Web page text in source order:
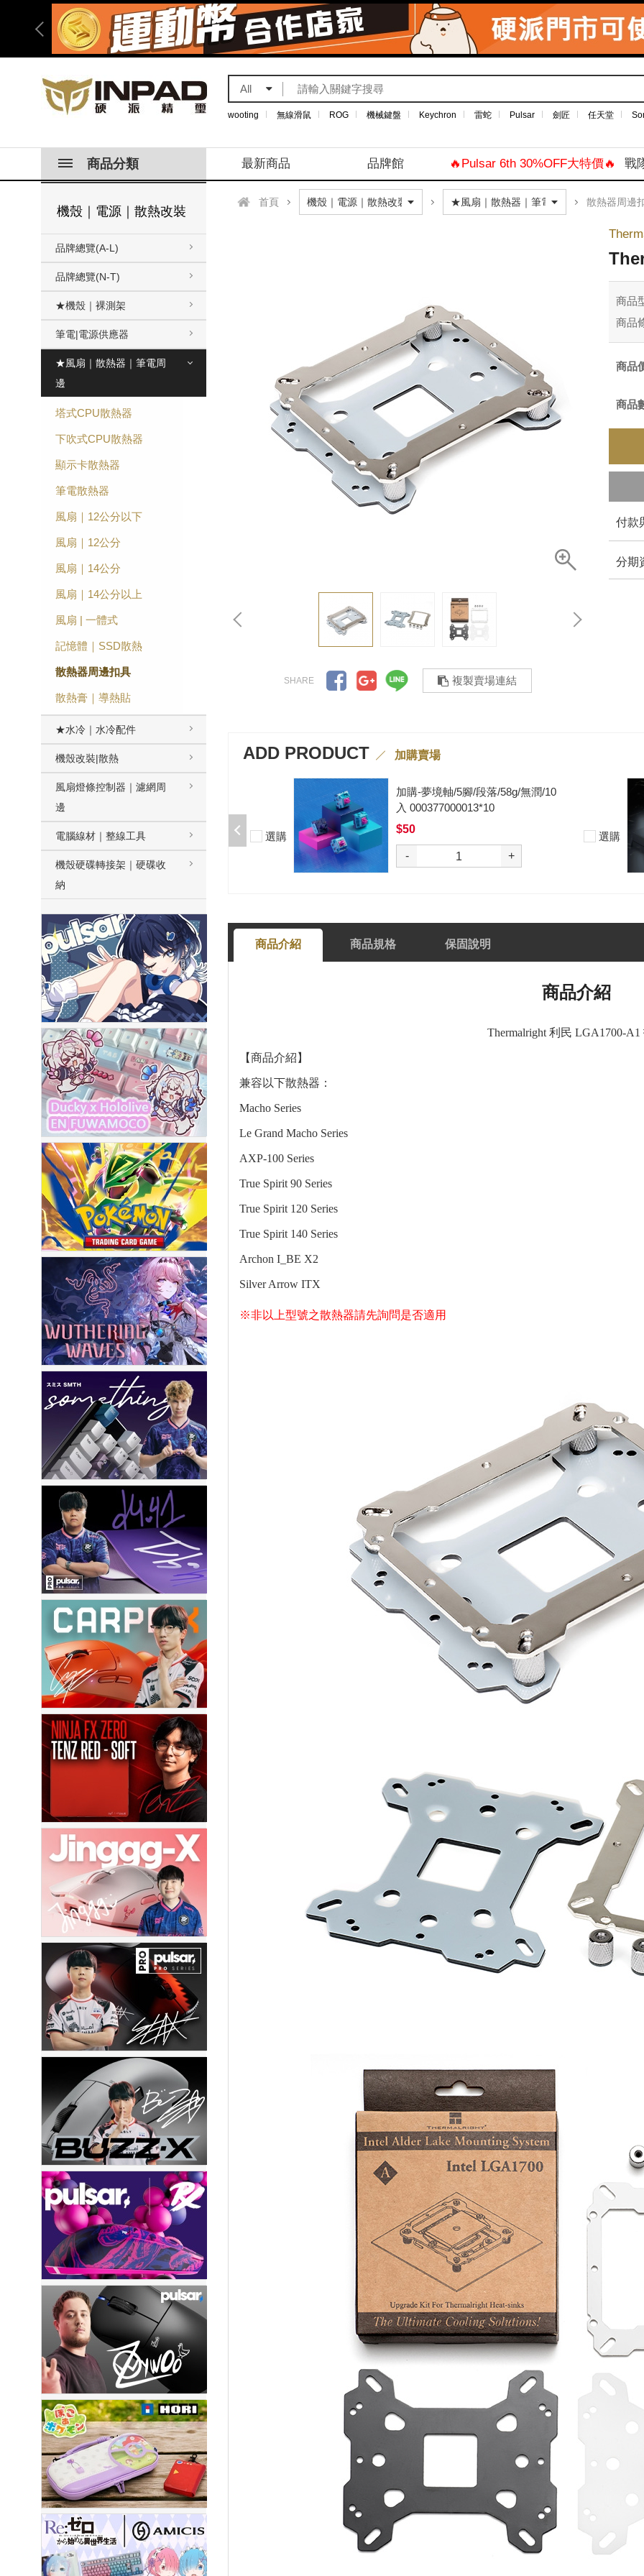
All
wooting 無線滑鼠 ROG 機械鍵盤 Keychron 雷蛇 Pulsar 劍匠 任天堂
商品分類 最新商品 品牌館 🔥Pulsar 6th 30%OFF大特價🔥 戰
機殼｜電源｜散熱改裝
品牌總覽(A-L)
品牌總覽(N-T)
★機殼｜裸測架
筆電|電源供應器
★風扇｜散熱器｜筆電周
邊
塔式CPU散熱器
下吹式CPU散熱器
顯示卡散熱器
筆電散熱器
風扇｜12公分以下
風扇｜12公分
風扇｜14公分
風扇｜14公分以上
風扇 | 一體式
記憶體｜SSD散熱
散熱器周邊扣具
散熱膏｜導熱貼
★水冷｜水冷配件
機殼改裝|散熱
風扇燈條控制器｜濾網周
邊
電腦線材｜整線工具
機殼硬碟轉接架｜硬碟收
納
首頁 散熱器周邊
複製賣場連結
商品
商品
商品
商品
付款
分期
ADD PRODUCT 加購賣場
加購-夢境軸/5腳/段落/58g/無潤/10
入 000377000013*10
$50
選購
加購-黑武士軸V2/5腳/段落/62g/無
潤/10入 000377000012*10
$50
- +
選購
商品介紹 商品規格 保固說明
商品介紹
Thermalright 利民 LGA1700-A1
【商品介紹】
兼容以下散熱器：
Macho Series
Le Grand Macho Series
AXP-100 Series
True Spirit 90 Series
True Spirit 120 Series
True Spirit 140 Series
Archon I_BE X2
Silver Arrow ITX
※非以上型號之散熱器請先詢問是否適用